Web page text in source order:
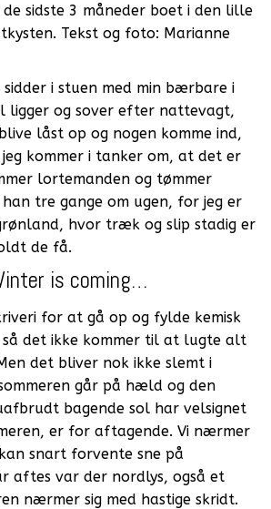
sidste 3 måneder boet i den lille
Tekst og foto: Marianne
sidder i stuen med min bærbare i
ligger og sover efter nattevagt,
låst op og nogen komme ind,
kommer i tanker om, at det er
lortemanden og tømmer
tre gange om ugen, for jeg er
hvor træk og slip stadig er
de få.
is coming…
for at gå op og fylde kemisk
så det ikke kommer til at lugte alt
det bliver nok ikke slemt i
går på hæld og den
bagende sol har velsignet
er for aftagende. Vi nærmer
snart forvente sne på
aftes var der nordlys, også et
nærmer sig med hastige skridt.